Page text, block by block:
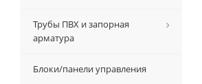
Трубы ПВХ и запорная
арматура
Блоки/панели управления